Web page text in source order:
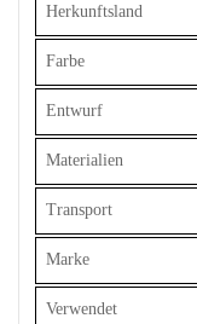
Herkunftsland
Farbe
Entwurf
Materialien
Transport
Marke
Verwendet